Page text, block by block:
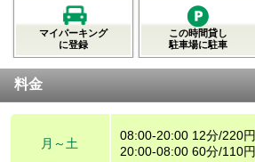
マイパーキング
に登録
この時間貸し
駐車場に駐車
料金
月～土
08:00-20:00 12分/220円
20:00-08:00 60分/110円